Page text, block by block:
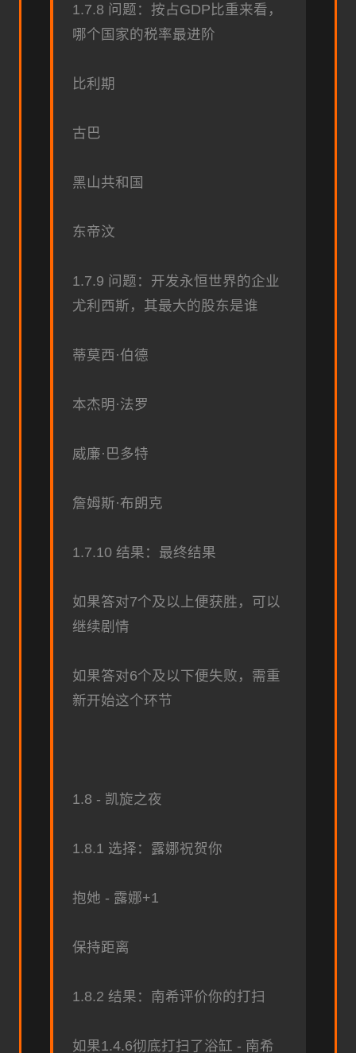
1.7.8 问题：按占GDP比重来看，
哪个国家的税率最进阶
比利期
古巴
黑山共和国
东帝汶
1.7.9 问题：开发永恒世界的企业
尤利西斯，其最大的股东是谁
蒂莫西·伯德
本杰明·法罗
威廉·巴多特
詹姆斯·布朗克
1.7.10 结果：最终结果
如果答对7个及以上便获胜，可以
继续剧情
如果答对6个及以下便失败，需重
新开始这个环节
1.8 - 凯旋之夜
1.8.1 选择：露娜祝贺你
抱她 - 露娜+1
保持距离
1.8.2 结果：南希评价你的打扫
如果1.4.6彻底打扫了浴缸 - 南希